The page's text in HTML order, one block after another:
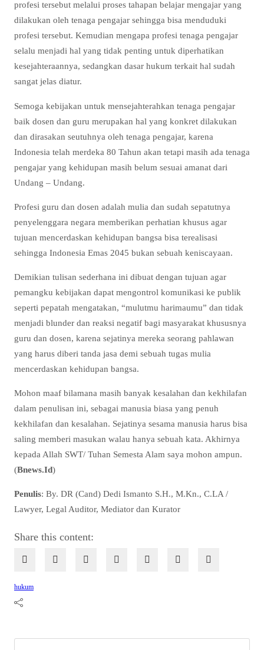
profesi tersebut melalui proses tahapan belajar mengajar yang
dilakukan oleh tenaga pengajar sehingga bisa menduduki
profesi tersebut. Kemudian mengapa profesi tenaga pengajar
selalu menjadi hal yang tidak penting untuk diperhatikan
kesejahteraannya, sedangkan dasar hukum terkait hal sudah
sangat jelas diatur.
Semoga kebijakan untuk mensejahterahkan tenaga pengajar
baik dosen dan guru merupakan hal yang konkret dilakukan
dan dirasakan seutuhnya oleh tenaga pengajar, karena
Indonesia telah merdeka 80 Tahun akan tetapi masih ada tenaga
pengajar yang kehidupan masih belum sesuai amanat dari
Undang – Undang.
Profesi guru dan dosen adalah mulia dan sudah sepatutnya
penyelenggara negara memberikan perhatian khusus agar
tujuan mencerdaskan kehidupan bangsa bisa terealisasi
sehingga Indonesia Emas 2045 bukan sebuah keniscayaan.
Demikian tulisan sederhana ini dibuat dengan tujuan agar
pemangku kebijakan dapat mengontrol komunikasi ke publik
seperti pepatah mengatakan, “mulutmu harimaumu” dan tidak
menjadi blunder dan reaksi negatif bagi masyarakat khususnya
guru dan dosen, karena sejatinya mereka seorang pahlawan
yang harus diberi tanda jasa demi sebuah tugas mulia
mencerdaskan kehidupan bangsa.
Mohon maaf bilamana masih banyak kesalahan dan kekhilafan
dalam penulisan ini, sebagai manusia biasa yang penuh
kekhilafan dan kesalahan. Sejatinya sesama manusia harus bisa
saling memberi masukan walau hanya sebuah kata. Akhirnya
kepada Allah SWT/ Tuhan Semesta Alam saya mohon ampun.
(Bnews.Id)
Penulis: By. DR (Cand) Dedi Ismanto S.H., M.Kn., C.LA /
Lawyer, Legal Auditor, Mediator dan Kurator
Share this content:
hukum